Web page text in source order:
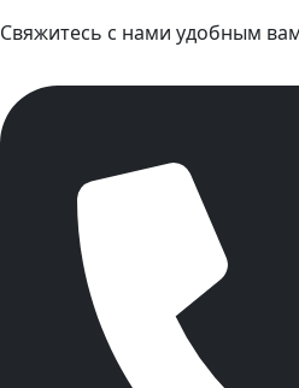
Свяжитесь с нами удобным